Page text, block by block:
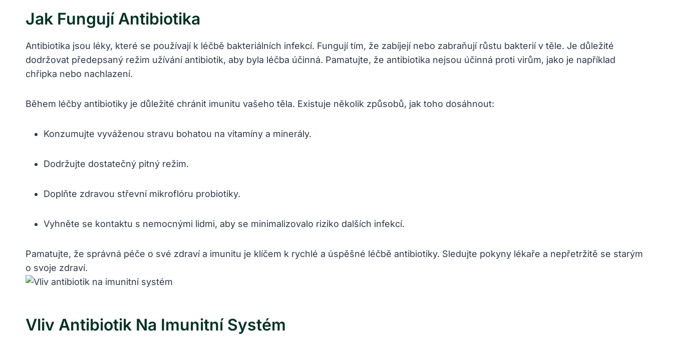
Jak Fungují Antibiotika
Antibiotika jsou léky, které se používají k léčbě bakteriálních infekcí. Fungují tím, že zabíjejí nebo zabraňují růstu bakterií v těle. Je důležité
dodržovat předepsaný režim užívání antibiotik, aby byla léčba účinná. Pamatujte, že antibiotika nejsou účinná proti virům, jako je například
chřipka nebo nachlazení.
Během léčby antibiotiky je důležité chránit imunitu vašeho těla. Existuje několik způsobů, jak toho dosáhnout:
Konzumujte vyváženou stravu bohatou na vitamíny a minerály.
Dodržujte dostatečný pitný režim.
Doplňte zdravou střevní mikroflóru probiotiky.
Vyhněte se kontaktu s nemocnými lidmi, aby se minimalizovalo riziko dalších infekcí.
Pamatujte, že správná péče o své zdraví a imunitu je klíčem k rychlé a úspěšné léčbě antibiotiky. Sledujte pokyny lékaře a nepřetržitě se starým
o svoje zdraví.
Vliv Antibiotik Na Imunitní Systém